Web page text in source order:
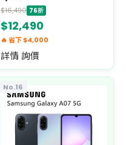
$16,490 76折
$12,490
🔥 省下 $4,000
詳情 詢價
No.16